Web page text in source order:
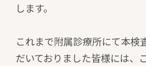
します。
これまで附属診療所にて本検
だいておりました皆様には、